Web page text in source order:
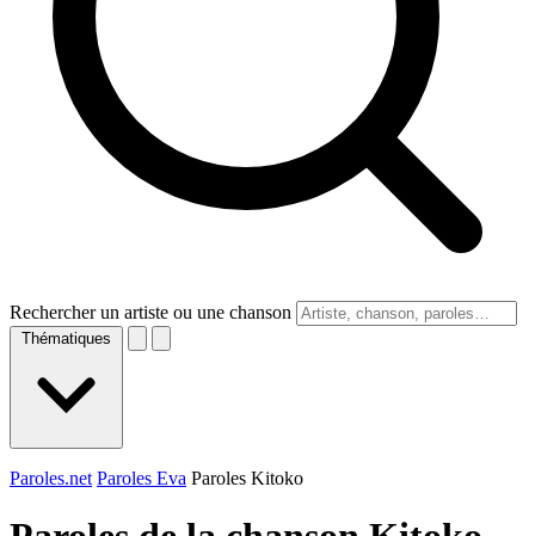
Rechercher un artiste ou une chanson
Thématiques
Paroles.net Paroles Eva Paroles Kitoko